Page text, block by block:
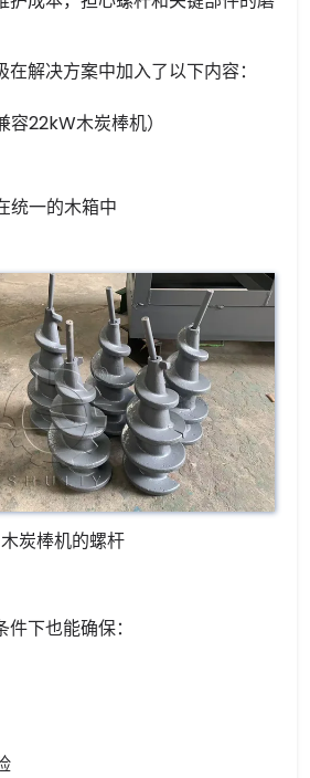
解决方案中加入了以下内容：
22kW木炭棒机）
统一的木箱中
木炭棒机的螺杆
下也能确保：